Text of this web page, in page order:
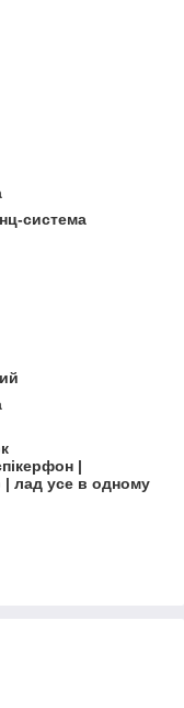
система
|
| лад усе в одному